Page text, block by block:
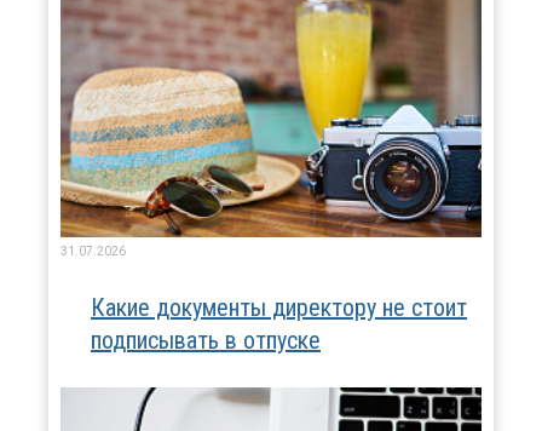
31.07.2026
Какие документы директору не стоит
подписывать в отпуске